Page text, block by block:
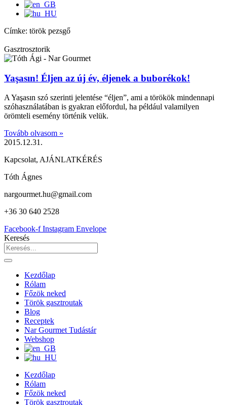
Címke: török pezsgő
Gasztrosztorik
Yaşasın! Éljen az új év, éljenek a buborékok!
A Yaşasın szó szerinti jelentése “éljen”, ami a törökök mindennapi
szóhasználatában is gyakran előfordul, ha például valamilyen
örömteli esemény történik velük.
Tovább olvasom »
2015.12.31.
Kapcsolat, AJÁNLATKÉRÉS
Tóth Ágnes
nargourmet.hu@gmail.com
+36 30 640 2528
Facebook-f Instagram Envelope
Keresés
Kezdőlap
Rólam
Főzök neked
Török gasztroutak
Blog
Receptek
Nar Gourmet Tudástár
Webshop
Kezdőlap
Rólam
Főzök neked
Török gasztroutak